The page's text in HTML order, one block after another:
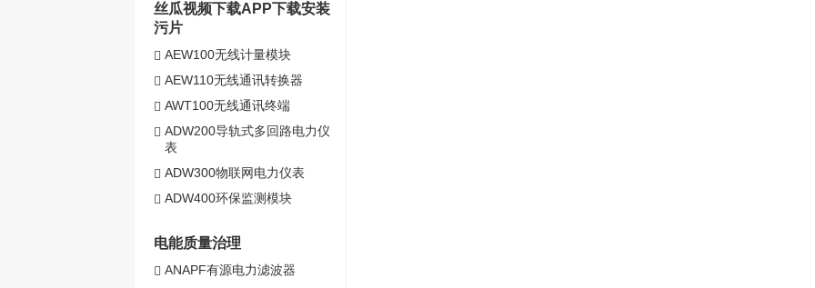
丝瓜视频下载APP下载安装
污片
AEW100无线计量模块
AEW110无线通讯转换器
AWT100无线通讯终端
ADW200导轨式多回路电力仪
表
ADW300物联网电力仪表
ADW400环保监测模块
电能质量治理
ANAPF有源电力滤波器